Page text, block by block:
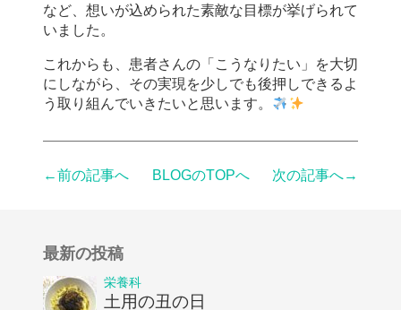
最新の投稿
栄養科
土用の丑の日
など、想いが込められた素敵な目標が挙げられて
いました。
これからも、患者さんの「こうなりたい」を大切
にしながら、その実現を少しでも後押しできるよ
う取り組んでいきたいと思います。
←前の記事へ BLOGのTOPへ 次の記事へ→